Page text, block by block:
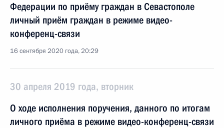
Федерации по приёму граждан в Севастополе
личный приём граждан в режиме видео-
конференц-связи
16 сентября 2020 года, 20:29
30 апреля 2019 года, вторник
О ходе исполнения поручения, данного по итогам
личного приёма в режиме видео-конференц-связи